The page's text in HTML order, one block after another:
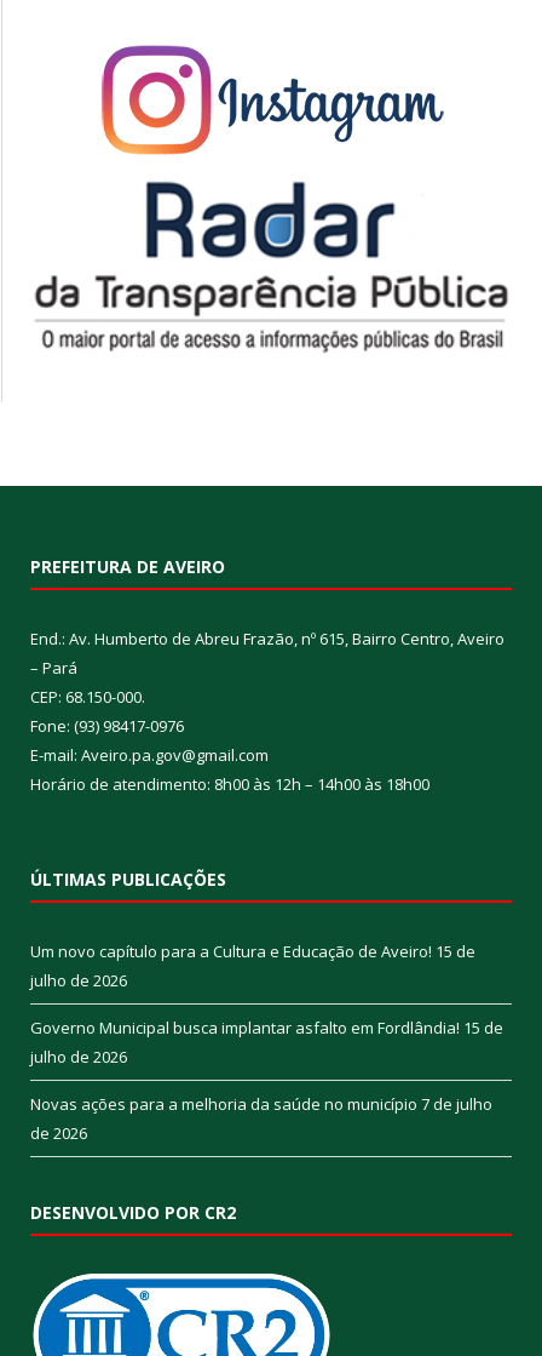
PREFEITURA DE AVEIRO
End.: Av. Humberto de Abreu Frazão, nº 615, Bairro Centro, Aveiro
– Pará
CEP: 68.150-000.
Fone: (93) 98417-0976
E-mail: Aveiro.pa.gov@gmail.com
Horário de atendimento: 8h00 às 12h – 14h00 às 18h00
ÚLTIMAS PUBLICAÇÕES
Um novo capítulo para a Cultura e Educação de Aveiro! 15 de
julho de 2026
Governo Municipal busca implantar asfalto em Fordlândia! 15 de
julho de 2026
Novas ações para a melhoria da saúde no município 7 de julho
de 2026
DESENVOLVIDO POR CR2